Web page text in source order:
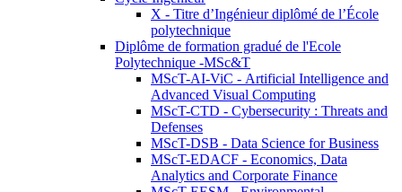
X - Titre d’Ingénieur diplômé de l’École
polytechnique
Diplôme de formation gradué de l'Ecole
Polytechnique -MSc&T
MScT-AI-ViC - Artificial Intelligence and
Advanced Visual Computing
MScT-CTD - Cybersecurity : Threats and
Defenses
MScT-DSB - Data Science for Business
MScT-EDACF - Economics, Data
Analytics and Corporate Finance